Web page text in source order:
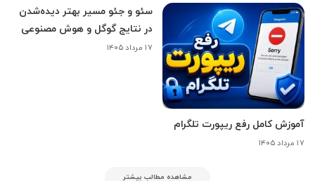
آموزش کامل رفع ریپورت تلگرام
۱۷ مرداد ۱۴۰۵
سئو و جئو مسیر بهتر دیده‌شدن
در نتایج گوگل و هوش مصنوعی
۱۷ مرداد ۱۴۰۵
مشاهده مطالب بیشتر